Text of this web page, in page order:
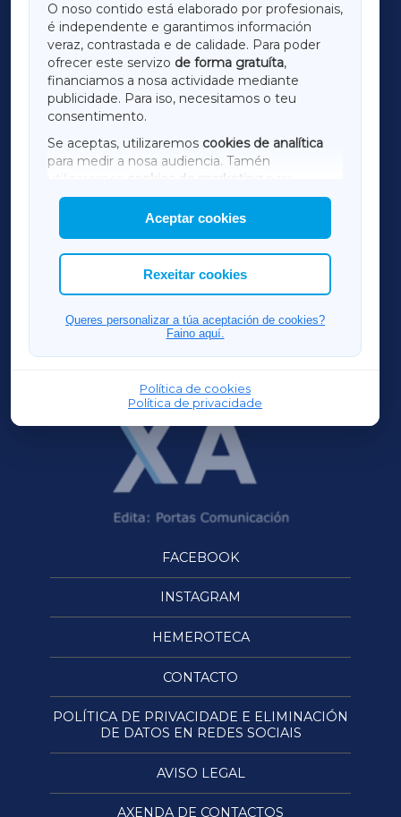
O noso contido está elaborado por profesionais,
é independente e garantimos información
veraz, contrastada e de calidade. Para poder
ofrecer este servizo de forma gratuíta,
financiamos a nosa actividade mediante
publicidade. Para iso, necesitamos o teu
consentimento.
Se aceptas, utilizaremos cookies de analítica
para medir a nosa audiencia. Tamén
utilizaremos
cookies de marketing
mostrar publicidade de terceiros.
Así mesmo, podes personalizar a elección das
cookies que desexas permitir.
Aceptar cookies
Rexeitar cookies
Queres personalizar a túa aceptación de cookies?
Faino aquí.
Política de cookies
Política de privacidade
LUGOXA
TERRACHAXA
AMARIÑAXA
RIBEIRASACRAXA
ACORUÑAXA
FERROLXA
OURENSEXA
FACEBOOK
INSTAGRAM
HEMEROTECA
CONTACTO
POLÍTICA DE PRIVACIDADE E ELIMINACIÓN
DE DATOS EN REDES SOCIAIS
AVISO LEGAL
AXENDA DE CONTACTOS